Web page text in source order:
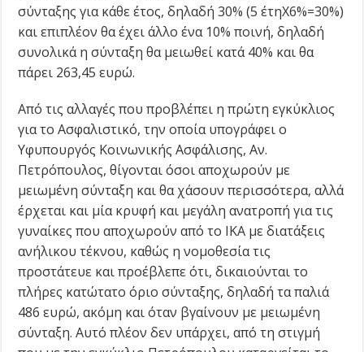
σύνταξης για κάθε έτος, δηλαδή 30% (5 έτηΧ6%=30%)
και επιπλέον θα έχει άλλο ένα 10% ποινή, δηλαδή
συνολικά η σύνταξη θα μειωθεί κατά 40% και θα
πάρει 263,45 ευρώ.
Από τις αλλαγές που προβλέπει η πρώτη εγκύκλιος
για το Ασφαλιστικό, την οποία υπογράφει ο
Υφυπουργός Κοινωνικής Ασφάλισης, Αν.
Πετρόπουλος, θίγονται όσοι αποχωρούν με
μειωμένη σύνταξη και θα χάσουν περισσότερα, αλλά
έρχεται και μία κρυφή και μεγάλη ανατροπή για τις
γυναίκες που αποχωρούν από το ΙΚΑ με διατάξεις
ανήλικου τέκνου, καθώς η νομοθεσία τις
προστάτευε και προέβλεπε ότι, δικαιούνται το
πλήρες κατώτατο όριο σύνταξης, δηλαδή τα παλιά
486 ευρώ, ακόμη και όταν βγαίνουν με μειωμένη
σύνταξη. Αυτό πλέον δεν υπάρχει, από τη στιγμή